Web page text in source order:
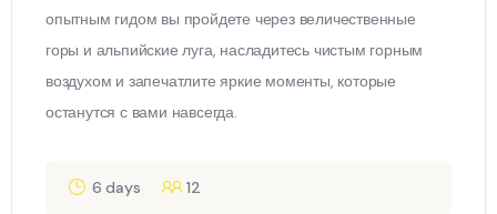
опытным гидом вы пройдете через величественные
горы и альпийские луга, насладитесь чистым горным
воздухом и запечатлите яркие моменты, которые
останутся с вами навсегда.
6 days 12